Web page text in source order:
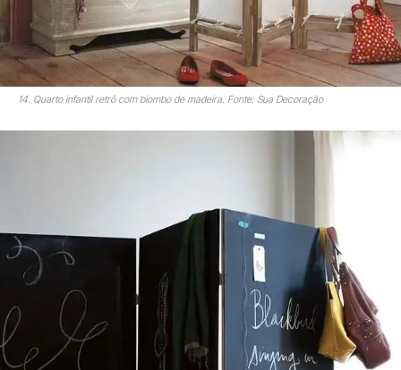
14. Quarto infantil retrô com biombo de madeira. Fonte: Sua Decoração